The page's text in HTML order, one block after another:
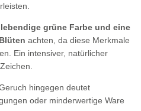
lebendige grüne Farbe und eine
achten, da diese Merkmale
Ein intensiver, natürlicher
hingegen deutet
oder minderwertige Ware